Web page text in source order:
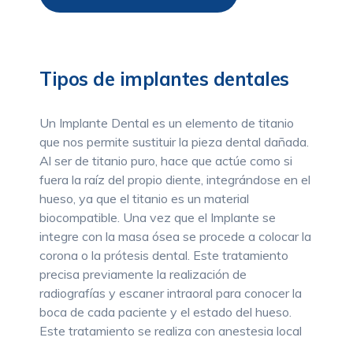
Tipos de implantes dentales
Un Implante Dental es un elemento de titanio
que nos permite sustituir la pieza dental dañada.
Al ser de titanio puro, hace que actúe como si
fuera la raíz del propio diente, integrándose en el
hueso, ya que el titanio es un material
biocompatible. Una vez que el Implante se
integre con la masa ósea se procede a colocar la
corona o la prótesis dental. Este tratamiento
precisa previamente la realización de
radiografías y escaner intraoral para conocer la
boca de cada paciente y el estado del hueso.
Este tratamiento se realiza con anestesia local